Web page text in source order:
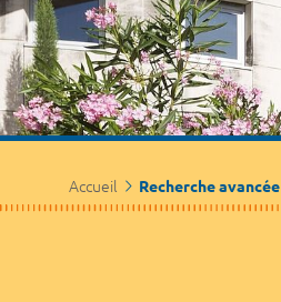
Accueil Recherche avancée